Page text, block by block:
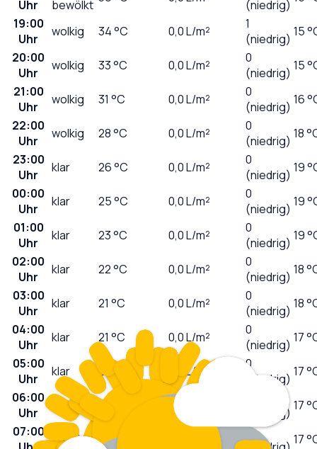
Uhr
bewölkt
(niedrig)
19:00
Uhr
wolkig 34°C 0,0L/m²
1
(niedrig) 15
20:00
Uhr
wolkig 33°C 0,0L/m²
0
(niedrig) 15
21:00
Uhr
wolkig 31 °C 0,0L/m²
0
(niedrig) 16
22:00
Uhr
wolkig 28°C 0,0L/m²
0
(niedrig) 18
23:00
Uhr
klar 26°C 0,0L/m²
0
(niedrig) 19
00:00
Uhr
klar 25°C 0,0L/m²
0
(niedrig) 19
01:00
Uhr
klar 23°C 0,0L/m²
0
(niedrig) 19
02:00
Uhr
klar 22°C 0,0L/m²
0
(niedrig) 18
03:00
Uhr
klar 21 °C 0,0L/m²
0
(niedrig) 18
04:00
Uhr
klar 21 °C 0,0L/m²
0
(niedrig) 17
05:00
Uhr
klar 20 °C L/m²
0
(niedrig) 17
06:00
Uhr
klar 20 0,0
(niedrig) 17
07:00 sonnig 20°C
0
17